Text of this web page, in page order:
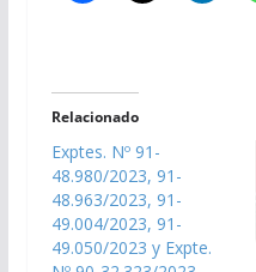
Relacionado
Exptes. Nº 91-
48.980/2023, 91-
48.963/2023, 91-
49.004/2023, 91-
49.050/2023 y Expte.